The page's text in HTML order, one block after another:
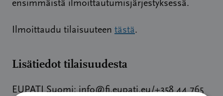
ensimmäistä ilmoittautumisjärjestyksessä.
Ilmoittaudu tilaisuuteen tästä.
Lisätiedot tilaisuudesta
EUPATI Suomi: info@fi.eupati.eu/+358 44 765